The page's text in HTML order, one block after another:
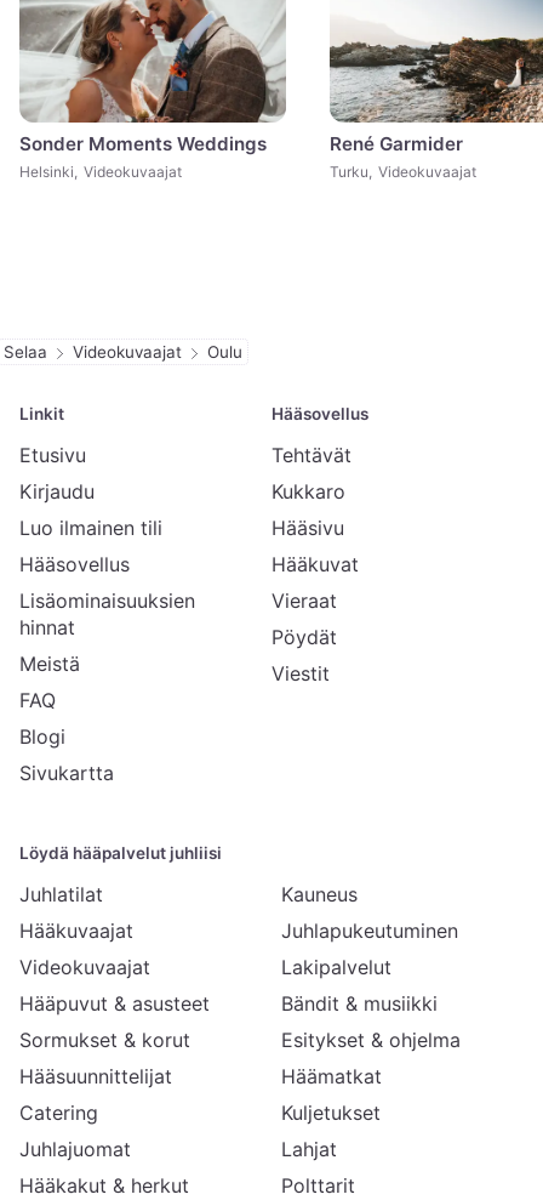
Sonder Moments Weddings
Helsinki Videokuvaajat
René Garmider
Turku Videokuvaajat
Selaa Videokuvaajat Oulu
Linkit
Etusivu
Kirjaudu
Luo ilmainen tili
Hääsovellus
Lisäominaisuuksien
hinnat
Meistä
FAQ
Blogi
Sivukartta
Hääsovellus
Tehtävät
Kukkaro
Hääsivu
Hääkuvat
Vieraat
Pöydät
Viestit
Löydä hääpalvelut juhliisi
Juhlatilat
Hääkuvaajat
Videokuvaajat
Hääpuvut & asusteet
Sormukset & korut
Hääsuunnittelijat
Catering
Juhlajuomat
Hääkakut & herkut
Kauneus
Juhlapukeutuminen
Lakipalvelut
Bändit & musiikki
Esitykset & ohjelma
Häämatkat
Kuljetukset
Lahjat
Polttarit